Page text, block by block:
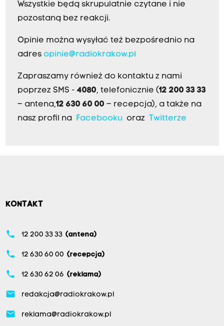
Wszystkie będą skrupulatnie czytane i nie
pozostaną bez reakcji.
Opinie można wysyłać też bezpośrednio na
adres opinie@radiokrakow.pl
Zapraszamy również do kontaktu z nami
poprzez SMS - 4080, telefonicznie (12 200 33 33
– antena,12 630 60 00 – recepcja), a także na
nasz profil na Facebookuoraz Twitterze
KONTAKT
phone 12 200 33 33 (antena)
phone 12 630 60 00 (recepcja)
phone 12 630 62 06 (reklama)
email redakcja@radiokrakow.pl
email reklama@radiokrakow.pl